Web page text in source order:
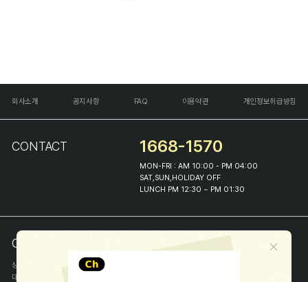
회사소개 공지사항 FAQ 이용약관 개인정보취급방침
CONTACT 1668-1570
MON-FRI : AM 10:00 - PM 04:00
SAT,SUN,HOLIDAY OFF
LUNCH PM 12:30 ~ PM 01:30
COMPANY INFO
상호
(주)해피프린스
대표